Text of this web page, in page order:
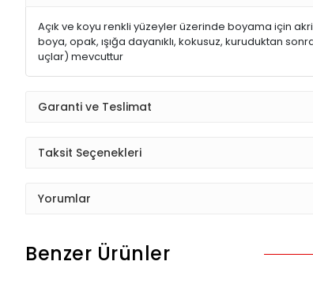
Açık ve koyu renkli yüzeyler üzerinde boyama için
boya, opak, ışığa dayanıklı, kokusuz, kuruduktan
uçlar) mevcuttur
Garanti ve Teslimat
Taksit Seçenekleri
Yorumlar
Benzer Ürünler